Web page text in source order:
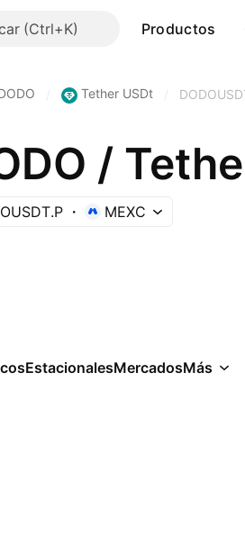
Productos
Tether USDt
/
MEXC
EstacionalesMercadosMás